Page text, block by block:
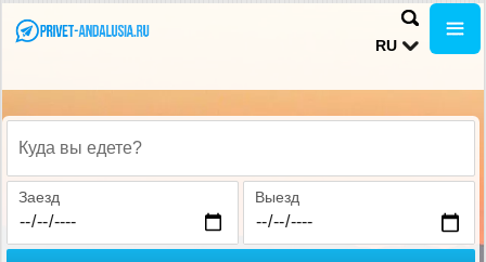
RU
Куда вы едете?
Заезд Выезд